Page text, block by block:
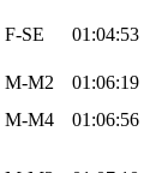
F-SE 01:04:53
M-M2
01:06:19
M-M4 01:06:56